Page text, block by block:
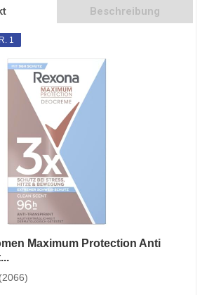
Beschreibung
1
Maximum Protection Anti
(2066)